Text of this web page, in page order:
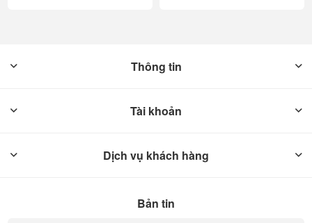
Thông tin
Tài khoản
Dịch vụ khách hàng
Bản tin